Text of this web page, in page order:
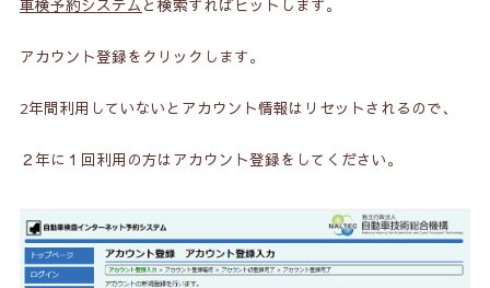
車検予約システム と検索すればヒットします。
アカウント登録をクリックします。
2年間利用していないとアカウント情報はリセットされるので、
２年に１回利用の方はアカウント登録をしてください。